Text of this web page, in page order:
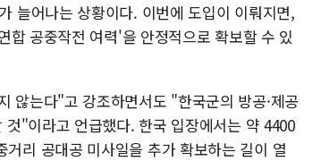
늘어나는 상황이다. 이번에 도입이 이뤄지면,
공중작전 여력'을 안정적으로 확보할 수 있
않는다"고 강조하면서도 "한국군의 방공·제공
"이라고 언급했다. 한국 입장에서는 약 4400
리 공대공 미사일을 추가 확보하는 길이 열